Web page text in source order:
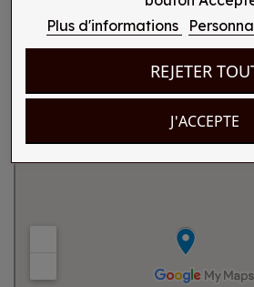
Plus d'informations
REJETER
J'ACCEPTE